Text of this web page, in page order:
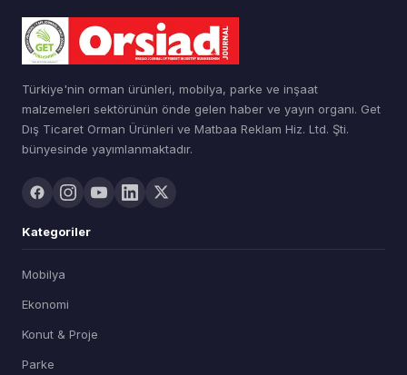
Türkiye'nin orman ürünleri, mobilya, parke ve inşaat
malzemeleri sektörünün önde gelen haber ve yayın organı. Get
Dış Ticaret Orman Ürünleri ve Matbaa Reklam Hiz. Ltd. Şti.
bünyesinde yayımlanmaktadır.
Kategoriler
Mobilya
Ekonomi
Konut & Proje
Parke